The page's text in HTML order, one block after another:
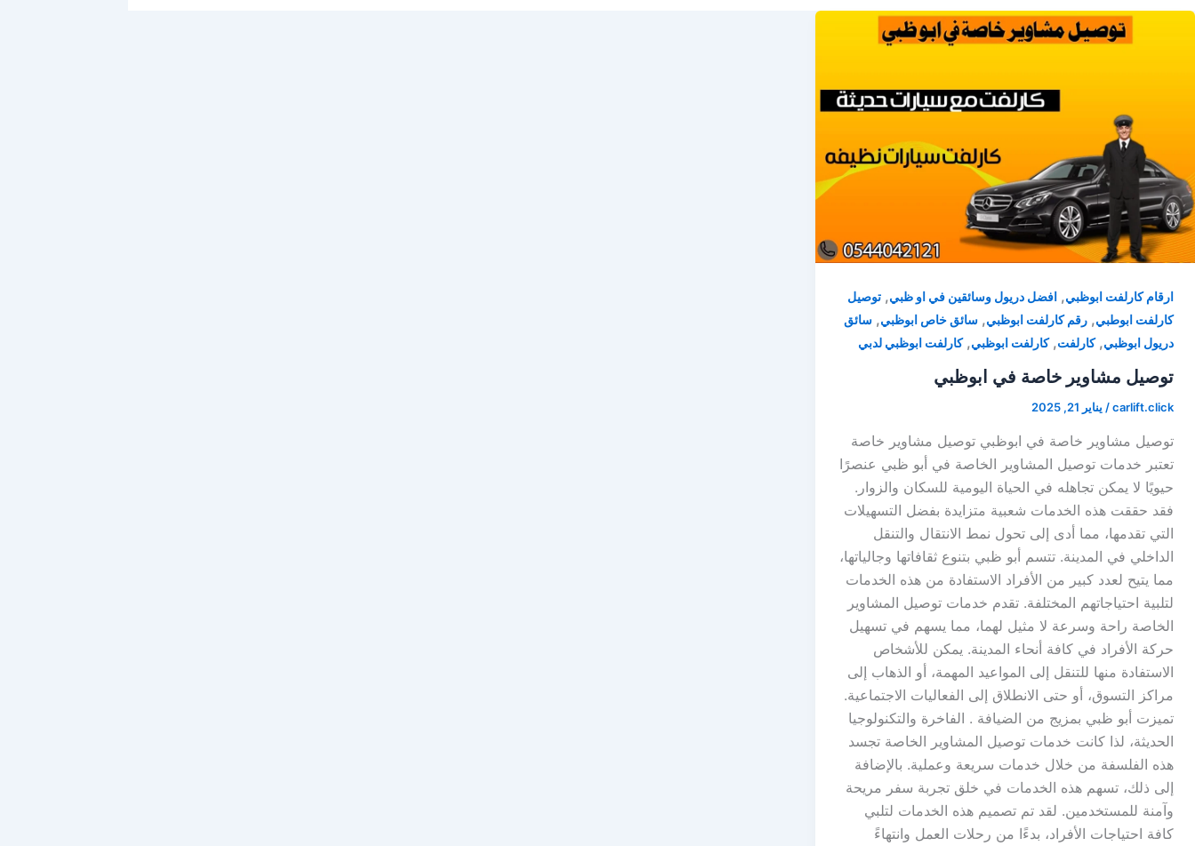
ارقام كارلفت ابوظبي, افضل دريول وسائقين في او ظبي, توصيل
كارلفت ابوطبي, رقم كارلفت ابوظبي, سائق خاص ابوظبي, سائق
دريول ابوظبي,كارلفت,كارلفت ابوظبي,كارلفت ابوظبي لدبي
توصيل مشاوير خاصة في ابوظبي
carlift.click
/ يناير 21, 2025
توصيل مشاوير خاصة في ابوظبي توصيل مشاوير خاصة
تعتبر خدمات توصيل المشاوير الخاصة في أبو ظبي عنصرًا
حيويًا لا يمكن تجاهله في الحياة اليومية للسكان والزوار.
فقد حققت هذه الخدمات شعبية متزايدة بفضل التسهيلات
التي تقدمها، مما أدى إلى تحول نمط الانتقال والتنقل
الداخلي في المدينة. تتسم أبو ظبي بتنوع ثقافاتها وجالياتها،
مما يتيح لعدد كبير من الأفراد الاستفادة من هذه الخدمات
لتلبية احتياجاتهم المختلفة. تقدم خدمات توصيل المشاوير
الخاصة راحة وسرعة لا مثيل لهما، مما يسهم في تسهيل
حركة الأفراد في كافة أنحاء المدينة. يمكن للأشخاص
الاستفادة منها للتنقل إلى المواعيد المهمة، أو الذهاب إلى
مراكز التسوق، أو حتى الانطلاق إلى الفعاليات الاجتماعية.
تميزت أبو ظبي بمزيج من الضيافة . الفاخرة والتكنولوجيا
الحديثة، لذا كانت خدمات توصيل المشاوير الخاصة تجسد
هذه الفلسفة من خلال خدمات سريعة وعملية. بالإضافة
إلى ذلك، تسهم هذه الخدمات في خلق تجربة سفر مريحة
وآمنة للمستخدمين. لقد تم تصميم هذه الخدمات لتلبي
كافة احتياجات الأفراد، بدءًا من رحلات العمل وانتهاءً